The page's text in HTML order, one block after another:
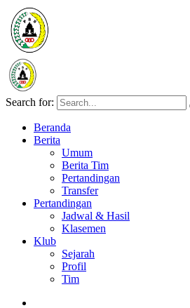
Search for:
Beranda
Berita
Umum
Berita Tim
Pertandingan
Transfer
Pertandingan
Jadwal & Hasil
Klasemen
Klub
Sejarah
Profil
Tim